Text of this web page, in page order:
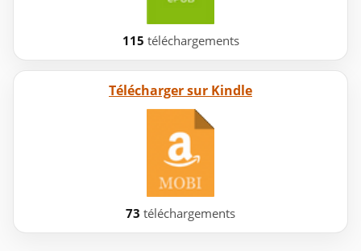
115 téléchargements
Télécharger sur Kindle
73 téléchargements